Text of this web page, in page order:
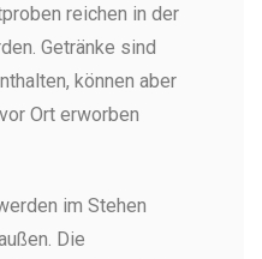
reichen in der
Getränke sind
können aber
Ort erworben
im Stehen
Die